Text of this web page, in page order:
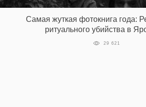
Самая жуткая фотокнига года:
ритуального убийства в
29 621